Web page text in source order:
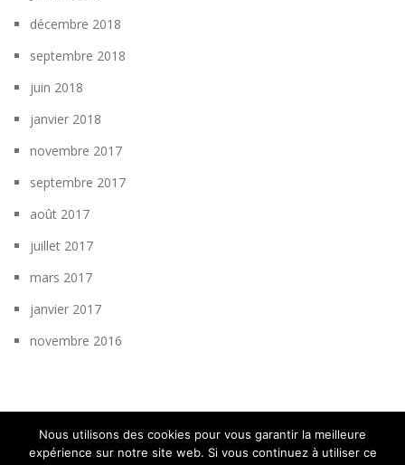
décembre 2018
septembre 2018
juin 2018
janvier 2018
novembre 2017
septembre 2017
août 2017
juillet 2017
mars 2017
janvier 2017
novembre 2016
Nous utilisons des cookies pour vous garantir la meilleure
expérience sur notre site web. Si vous continuez à utiliser ce